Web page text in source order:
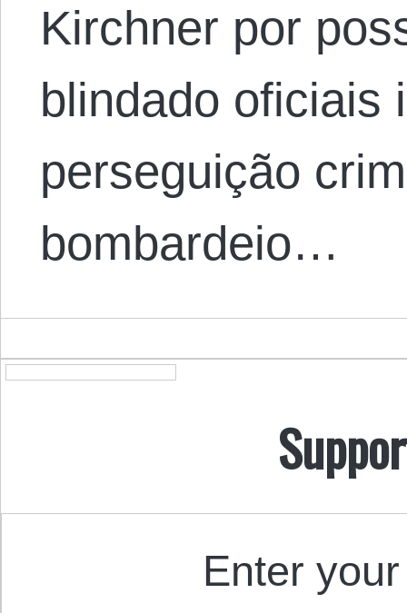
Kirchner por
blindado oficiais
perseguição
bombardeio…
Enter